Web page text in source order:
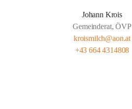
Johann Krois
Gemeinderat, ÖVP
kroismilch@aon.at
+43 664 4314808